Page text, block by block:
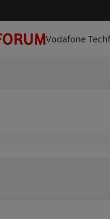
Vodafone